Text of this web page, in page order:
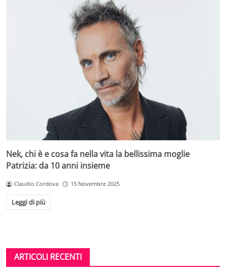
Nek, chi è e cosa fa nella vita la bellissima moglie
Patrizia: da 10 anni insieme
Claudio Cordova 15 Novembre 2025
Leggi di più
ARTICOLI RECENTI